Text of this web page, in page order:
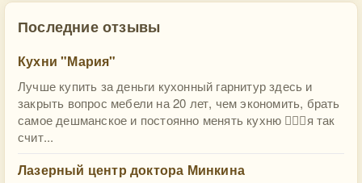
Последние отзывы
Кухни "Мария"
Лучше купить за деньги кухонный гарнитур здесь и
закрыть вопрос мебели на 20 лет, чем экономить, брать
самое дешманское и постоянно менять кухню 🤷🏻‍♀️я так
счит...
Лазерный центр доктора Минкина